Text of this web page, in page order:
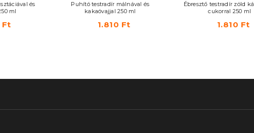
Puhító testradír málnával és
kakaóvajjal 250 ml
Ébresztő testradír zöld kávéval és